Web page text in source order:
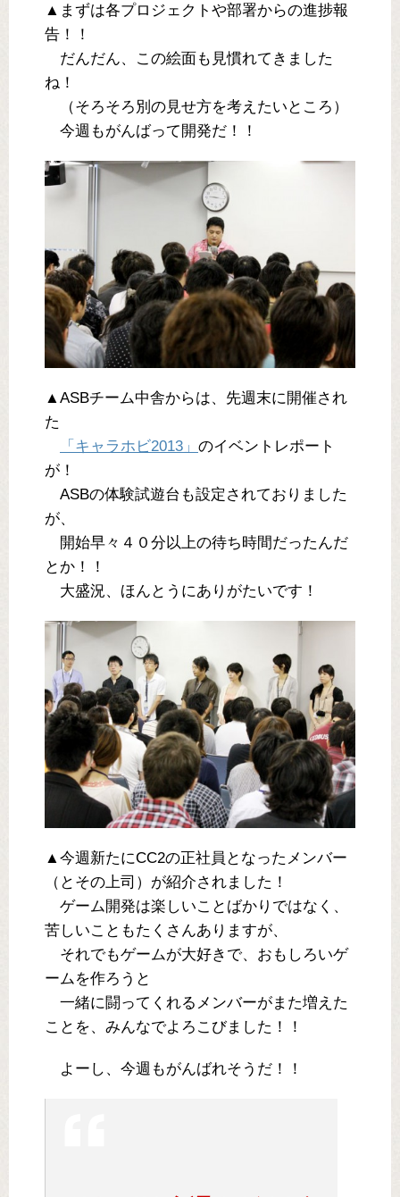
▲まずは各プロジェクトや部署からの進捗報
告！！
だんだん、この絵面も見慣れてきました
ね！
（そろそろ別の見せ方を考えたいところ）
今週もがんばって開発だ！！
▲ASBチーム中舎からは、先週末に開催され
た
「キャラホビ2013」 のイベントレポート
が！
ASBの体験試遊台も設定されておりました
が、
開始早々４０分以上の待ち時間だったんだ
とか！！
大盛況、ほんとうにありがたいです！
▲今週新たにCC2の正社員となったメンバー
（とその上司）が紹介されました！
ゲーム開発は楽しいことばかりではなく、
苦しいこともたくさんありますが、
それでもゲームが大好きで、おもしろいゲ
ームを作ろうと
一緒に闘ってくれるメンバーがまた増えた
ことを、みんなでよろこびました！！
よーし、今週もがんばれそうだ！！